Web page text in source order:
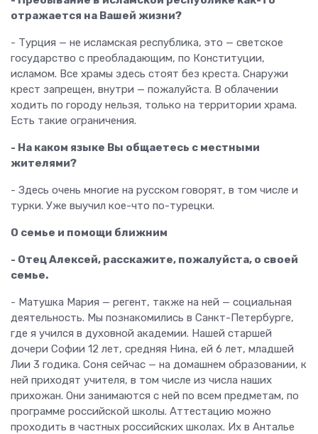
отражается на Вашей жизни?
- Турция — не исламская республика, это — светское
государство с преобладающим, по Конституции,
исламом. Все храмы здесь стоят без креста. Снаружи
крест запрещен, внутри — пожалуйста. В облачении
ходить по городу нельзя, только на территории храма.
Есть такие ограничения.
- На каком языке Вы общаетесь с местными
жителями?
- Здесь очень многие на русском говорят, в том числе и
турки. Уже выучил кое-что по-турецки.
О семье и помощи ближним
- Отец Алексей, расскажите, пожалуйста, о своей
семье.
- Матушка Мария — регент, также на ней — социальная
деятельность. Мы познакомились в Санкт-Петербурге,
где я учился в духовной академии. Нашей старшей
дочери Софии 12 лет, средняя Нина, ей 6 лет, младшей
Лии 3 годика. Соня сейчас — на домашнем образовании, к
ней приходят учителя, в том числе из числа наших
прихожан. Они занимаются с ней по всем предметам, по
программе российской школы. Аттестацию можно
проходить в частных российских школах. Их в Анталье